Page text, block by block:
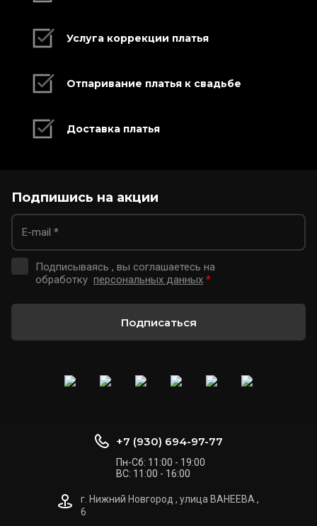
Услуга коррекции платья
Отпаривание платья к свадьбе
Доставка платья
Подпишись на акции
Подписываясь , вы соглашаетесь на
обработку персональных данных *
Подписаться
+7 (930) 694-97-77
Пн-Cб: 11:00 - 19:00
ВC: 11:00 - 16:00
г. Нижний Новгород , улица ВАНЕЕВА ,
6